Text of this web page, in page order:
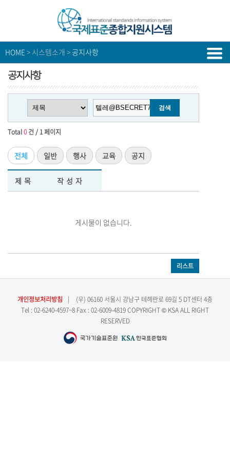
HOME > 시스템소개 > 공지사항
공지사항
Total0건 / 1 페이지
전체 일반 행사 교육 공지
제목 작성자
게시물이 없습니다.
리스트
개인정보처리방침 |
(우) 06160 서울시 강남구 테헤란로 69길 5 DT센터 4층
Tel : 02-6240-4597~8 Fax : 02-6009-4819 COPYRIGHT © KSA ALL RIGHT
RESERVED